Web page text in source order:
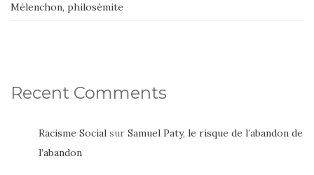
Mélenchon, philosémite
Recent Comments
Racisme Social sur Samuel Paty, le risque de l’abandon de
l’abandon